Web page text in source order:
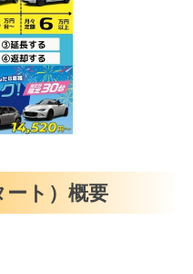
ト）概要